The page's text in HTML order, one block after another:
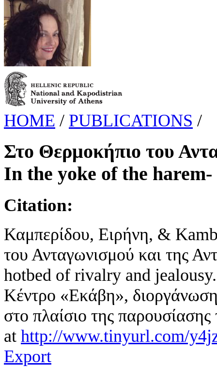
HOME / PUBLICATIONS /
Στο Θερμοκήπιο του
In the yoke of the
Citation:
Καμπερίδου, Ειρήνη, &
του Ανταγωνισμού και της
hotbed of rivalry and
Κέντρο «Εκάβη»,
στο πλαίσιο της
at http://www.tinyurl.com/
Export